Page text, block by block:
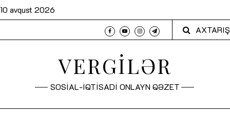
10 avqust 2026
AXTARIŞ
VERGİLƏR
SOSİAL-İQTİSADİ ONLAYN QƏZET